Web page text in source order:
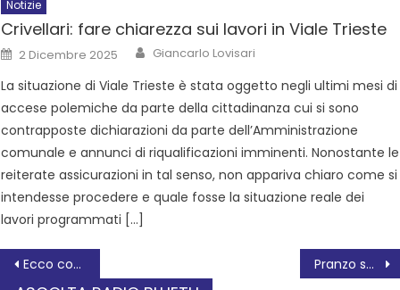
Notizie
Crivellari: fare chiarezza sui lavori in Viale Trieste
2 Dicembre 2025 Giancarlo Lovisari
La situazione di Viale Trieste è stata oggetto negli ultimi mesi di
accese polemiche da parte della cittadinanza cui si sono
contrapposte dichiarazioni da parte dell’Amministrazione
comunale e annunci di riqualificazioni imminenti. Nonostante le
reiterate assicurazioni in tal senso, non appariva chiaro come si
intendesse procedere e quale fosse la situazione reale dei
lavori programmati […]
Ecco com’è andato il 2024 del cinema teatro Duomo di Rovigo Pranzo sociale con ANPI di Ficarolo